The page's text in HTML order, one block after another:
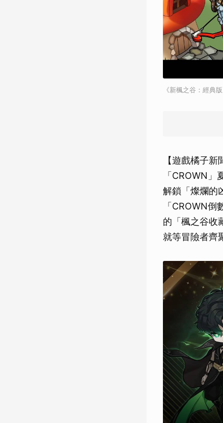
《新楓之谷：經典
【遊戲橘子
「CROWN
解鎖「燦爛的
「CROWN
的「楓之谷收
就等冒險者齊